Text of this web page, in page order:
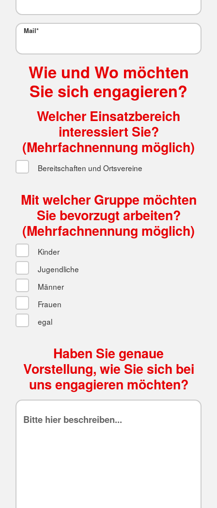
Mail*
Wie und Wo möchten
Sie sich engagieren?
Welcher Einsatzbereich
interessiert Sie?
(Mehrfachnennung möglich)
Bereitschaften und Ortsvereine
Mit welcher Gruppe möchten
Sie bevorzugt arbeiten?
(Mehrfachnennung möglich)
Kinder
Jugendliche
Männer
Frauen
egal
Haben Sie genaue
Vorstellung, wie Sie sich bei
uns engagieren möchten?